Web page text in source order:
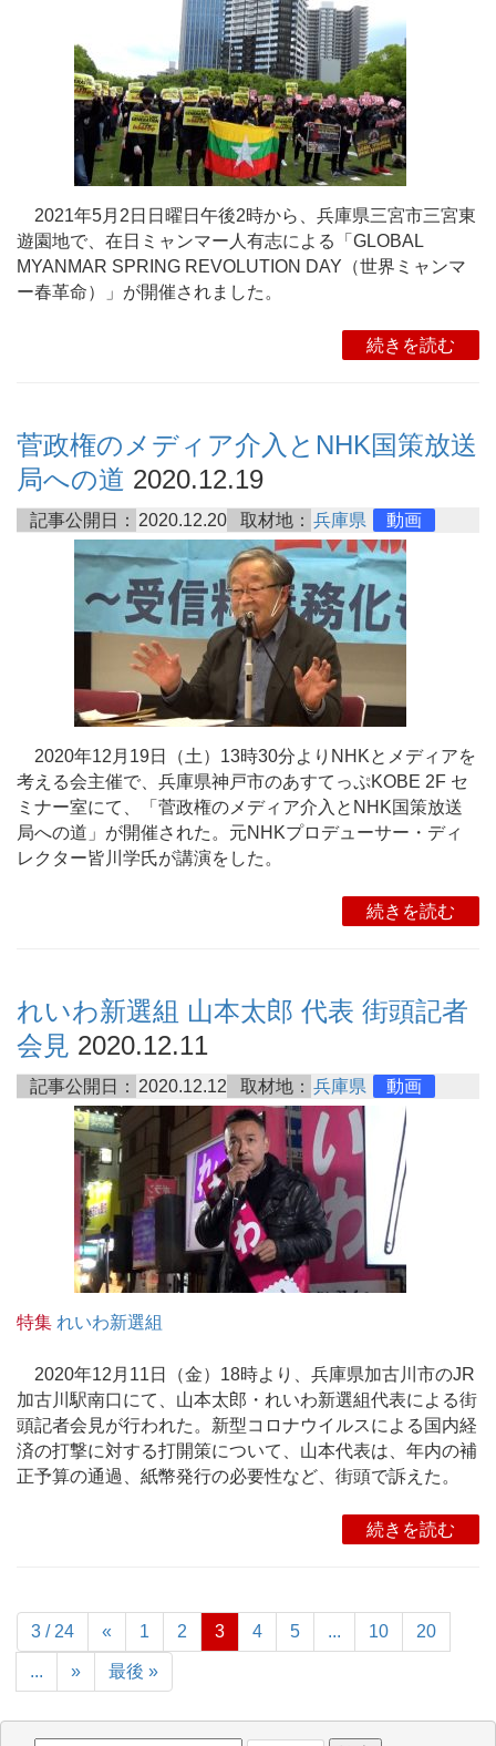
2021年5月2日日曜日午後2時から、兵庫県三宮市三宮東
遊園地で、在日ミャンマー人有志による「GLOBAL
MYANMAR SPRING REVOLUTION DAY（世界ミャンマ
ー春革命）」が開催されました。
続きを読む
菅政権のメディア介入とNHK国策放送
局への道 2020.12.19
記事公開日： 2020.12.20 取材地： 兵庫県 動画
2020年12月19日（土）13時30分よりNHKとメディアを
考える会主催で、兵庫県神戸市のあすてっぷKOBE 2F セ
ミナー室にて、「菅政権のメディア介入とNHK国策放送
局への道」が開催された。元NHKプロデューサー・ディ
レクター皆川学氏が講演をした。
続きを読む
れいわ新選組 山本太郎 代表 街頭記者
会見 2020.12.11
記事公開日： 2020.12.12 取材地： 兵庫県 動画
特集 れいわ新選組
2020年12月11日（金）18時より、兵庫県加古川市のJR
加古川駅南口にて、山本太郎・れいわ新選組代表による街
頭記者会見が行われた。新型コロナウイルスによる国内経
済の打撃に対する打開策について、山本代表は、年内の補
正予算の通過、紙幣発行の必要性など、街頭で訴えた。
続きを読む
3 / 24 « 1 2 3 4 5 ... 10 20
... » 最後 »